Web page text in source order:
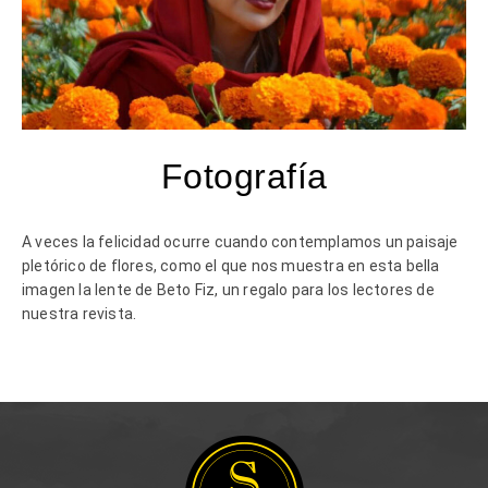
Fotografía
A veces la felicidad ocurre cuando contemplamos un paisaje
pletórico de flores, como el que nos muestra en esta bella
imagen la lente de Beto Fiz, un regalo para los lectores de
nuestra revista.